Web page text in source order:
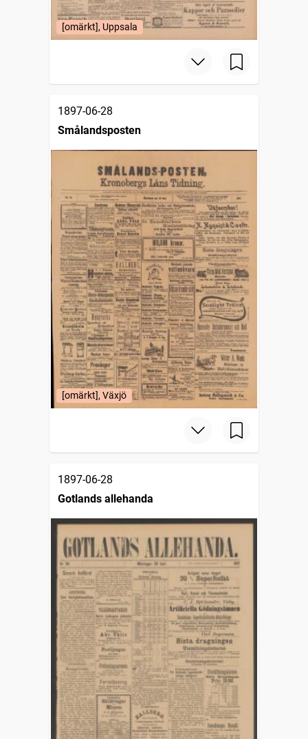
[omärkt], Uppsala
1897-06-28
Smålandsposten
[omärkt], Växjö
1897-06-28
Gotlands allehanda